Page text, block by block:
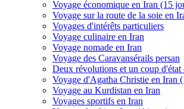
Voyage économique en Iran (15
Voyage sur la route de la soie en
Voyages d'intérêts particuliers
Voyage culinaire en Iran
Voyage nomade en Iran
Voyage des Caravansérails persan
Deux révolutions et un coup d'état
Voyage d'Agatha Christie en Iran
Voyage au Kurdistan en Iran
Voyages sportifs en Iran